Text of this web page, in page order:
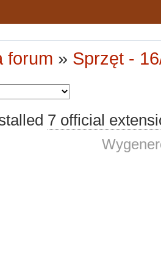
forum » Sprzęt -
7 official